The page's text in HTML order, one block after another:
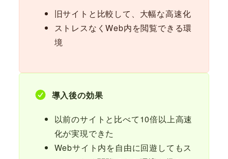
旧サイトと比較して、大幅な高速化
ストレスなくWeb内を閲覧できる環
境
導入後の効果
以前のサイトと比べて10倍以上高速
化が実現できた
Webサイト内を自由に回遊してもス